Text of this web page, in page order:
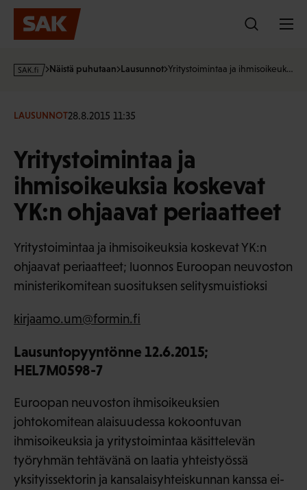
Hyppää
sisältöön
s
·
Näistä puhutaan Lausunnot Yritystoimintaa ja ihmisoikeuk…
LAUSUNNOT28.8.2015 11:35
Yritystoimintaa ja
ihmisoikeuksia koskevat
YK:n ohjaavat periaatteet
Yritystoimintaa ja ihmisoikeuksia koskevat YK:n
ohjaavat periaatteet; luonnos Euroopan neuvoston
ministerikomitean suosituksen selitysmuistioksi
kirjaamo.um@formin.fi
Lausuntopyyntönne 12.6.2015;
HEL7M0598-7
Euroopan neuvoston ihmisoikeuksien
johtokomitean alaisuudessa kokoontuvan
ihmisoikeuksia ja yritystoimintaa käsittelevän
työryhmän tehtävänä on laatia yhteistyössä
yksityissektorin ja kansalaisyhteiskunnan kanssa ei-